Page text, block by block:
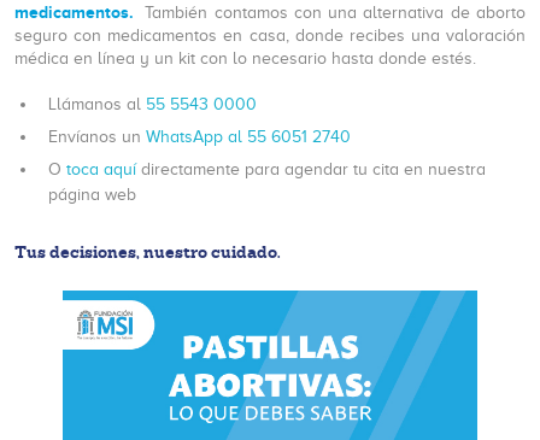
medicamentos.
También contamos con una alternativa de aborto
seguro con medicamentos en casa, donde recibes una valoración
médica en línea y un kit con lo necesario hasta donde estés.
Llámanos al 55 5543 0000
Envíanos un WhatsApp al 55 6051 2740
O toca aquí directamente para agendar tu cita en nuestra
página web
Tus decisiones, nuestro cuidado.